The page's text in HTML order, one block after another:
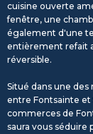
cuisine ouverte
fenêtre, une
également d'une
entièrement refait
réversible.
Situé dans une des
entre Fontsainte et
commerces de
saura vous séduire